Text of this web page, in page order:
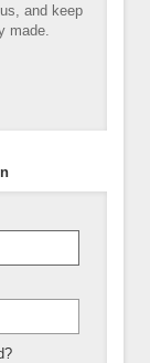
and keep
made.